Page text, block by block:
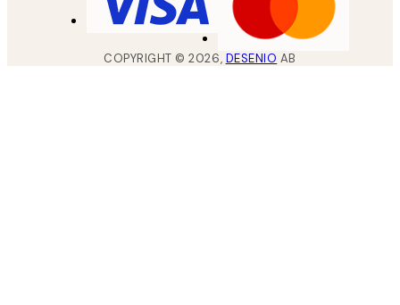
COPYRIGHT ©2026, DESENIO AB